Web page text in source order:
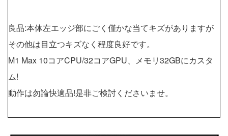
良品:本体左エッジ部にごく僅かな当てキズがありますが
その他は目立つキズなく程度良好です。
M1 Max 10コアCPU/32コアGPU、メモリ32GBにカスタ
ム!
動作は勿論快適品!是非ご検討くださいませ。